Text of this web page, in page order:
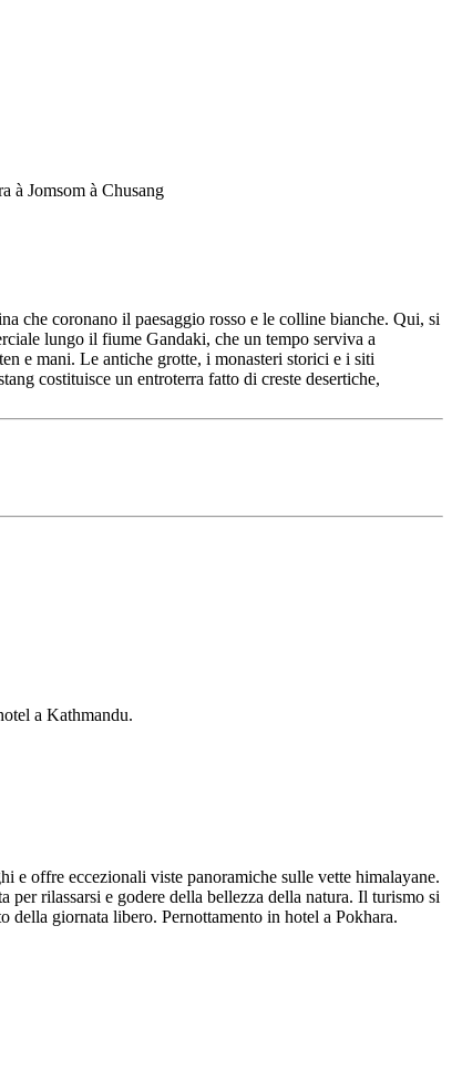
che coronano il paesaggio rosso e le colline bianche. Qui, si
lungo il fiume Gandaki, che un tempo serviva a
e mani. Le antiche grotte, i monasteri storici e i siti
costituisce un entroterra fatto di creste desertiche,
a Kathmandu.
e offre eccezionali viste panoramiche sulle vette himalayane.
per rilassarsi e godere della bellezza della natura. Il turismo si
della giornata libero. Pernottamento in hotel a Pokhara.